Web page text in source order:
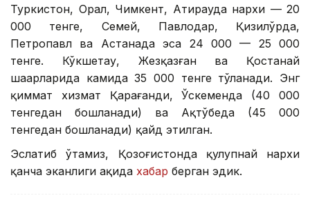
Туркистон, Орал, Чимкент, Атирауда нархи — 20
000 тенге, Семей, Павлодар, Қизилўрда,
Петропавл ва Астанада эса 24 000 — 25 000
тенге. Кўкшетау, Жезқазған ва Қостанай
шаҳарларида камида 35 000 тенге тўланади. Энг
қиммат хизмат Қарағанди, Ўскеменда (40 000
тенгедан бошланади) ва Ақтўбеда (45 000
тенгедан бошланади) қайд этилган.
Эслатиб ўтамиз, Қозоғистонда қулупнай нархи
қанча эканлиги ҳақида хабар берган эдик.